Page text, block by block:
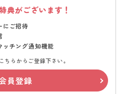
典がございます！
にご招待
ッチング通知機能
ちらからご登録下さい。
員登録